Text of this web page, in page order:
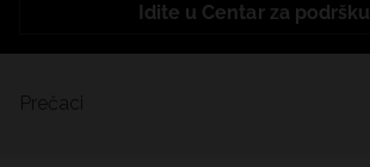
Idite u Centar za podršku